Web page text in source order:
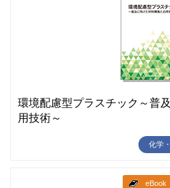
環境配慮型プラスチック～普
用技術～
化学
eBook